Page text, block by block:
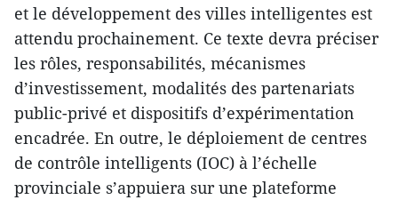
et le développement des villes intelligentes est
attendu prochainement. Ce texte devra préciser
les rôles, responsabilités, mécanismes
d’investissement, modalités des partenariats
public-privé et dispositifs d’expérimentation
encadrée. En outre, le déploiement de centres
de contrôle intelligents (IOC) à l’échelle
provinciale s’appuiera sur une plateforme